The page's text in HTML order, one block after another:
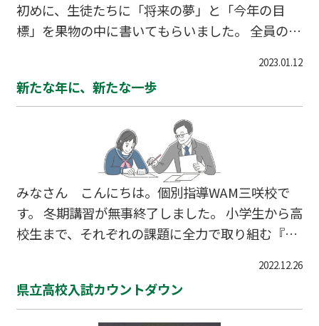
初めに、生徒たちに「将来の夢」と「今年の目
標」を果物の中に書いてもらいました。 全員の夢
2023.01.12
新たな年に、新たな一歩
みなさん こんにちは。個別指導WAM三咲校で
す。 冬期講習が無事終了しました。 小学生から高
校生まで、それぞれの課題に全力で取り組む『熱
タートしました。 生徒、講師、社員がみんなで力
を合せて、目標に向かって進みます！ ガンバレみ
んな！！
2022.12.26
県立高校入試カウントダウン